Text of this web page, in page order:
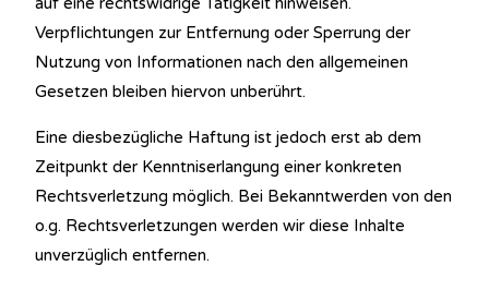
Verpflichtungen zur Entfernung oder Sperrung der
Nutzung von Informationen nach den allgemeinen
Gesetzen bleiben hiervon unberührt.
Eine diesbezügliche Haftung ist jedoch erst ab dem
Zeitpunkt der Kenntniserlangung einer konkreten
Rechtsverletzung möglich. Bei Bekanntwerden von den
o.g. Rechtsverletzungen werden wir diese Inhalte
unverzüglich entfernen.